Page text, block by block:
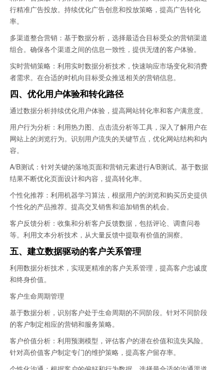
行精准广告投放。持续优化广告创意和投放策略，提高广告转化
率。
多渠道整合营销：基于数据分析，选择最适合目标受众的营销渠道
组合。确保各个渠道之间的信息一致性，提供无缝的客户体验。
实时营销策略：利用实时数据分析技术，快速响应市场变化和消费
者需求。在合适的时机向目标受众推送相关的营销信息。
四、优化用户体验和转化路径
通过数据分析持续优化用户体验，提高网站转化率和客户满意度。
用户行为分析：利用热力图、点击流分析等工具，深入了解用户在
网站上的浏览行为。识别用户流失的关键节点，优化网站结构和内
容。
A/B测试：针对关键的落地页面和营销元素进行A/B测试。基于数据
结果不断优化页面设计和内容，提高转化率。
个性化推荐：利用机器学习算法，根据用户的浏览和购买历史提供
个性化的产品推荐。提高交叉销售和追加销售的机会。
客户反馈分析：收集和分析客户反馈数据，包括评论、调查问卷
等。利用文本分析技术，从大量反馈中提取有价值的洞察。
五、建立数据驱动的客户关系管理
利用数据分析技术，实现更精准的客户关系管理，提高客户忠诚度
和终身价值。
客户生命周期管理
基于数据分析，识别客户处于生命周期的不同阶段。针对不同阶段
的客户制定相应的营销和服务策略。
客户价值分析：利用预测模型，评估客户的潜在价值和流失风险。
针对高价值客户制定专门的维护策略，提高客户留存率。